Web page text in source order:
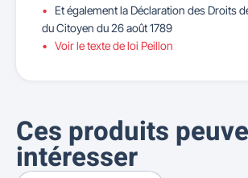
Et également la Déclaration des Droits
du Citoyen du 26 août 1789
Voir le texte de loi Peillon
Ces produits
intéresser